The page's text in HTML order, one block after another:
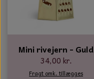
Mini rivejern - Guld
34,00 kr.
Fragt omk. tillægges